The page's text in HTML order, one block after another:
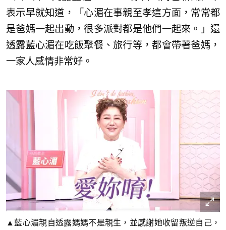
表示早就知道，「心湄在事親至孝這方面，常常都
是爸媽一起出動，很多派對都是他們一起來。」還
透露藍心湄在吃飯聚餐、旅行等，都會帶著爸媽，
一家人感情非常好。
▲藍心湄親自透露媽媽不是親生，並感謝她收留叛逆自己，